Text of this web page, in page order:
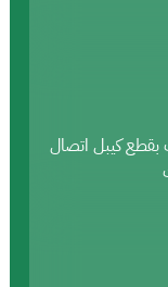
بقطع كيبل اتصال